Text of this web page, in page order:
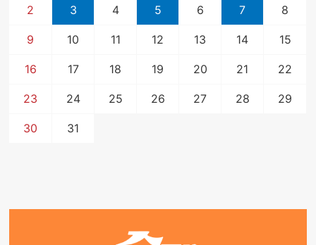
2 3 4 5 6 7 8
9 10 11 12 13 14 15
16 17 18 19 20 21 22
23 24 25 26 27 28 29
30 31